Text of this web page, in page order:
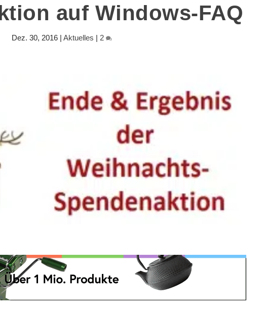
auf Windows-FAQ
Dez. 30, 2016| Aktuelles | 2